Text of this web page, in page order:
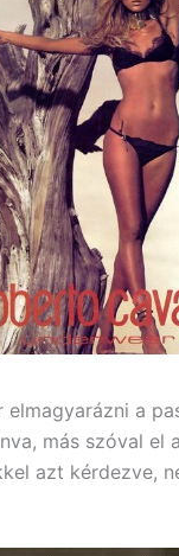
elmagyarázni a
más szóval el
azt kérdezve,